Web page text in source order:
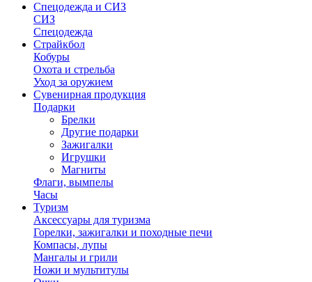
Спецодежда и СИЗ
СИЗ
Спецодежда
Страйкбол
Кобуры
Охота и стрельба
Уход за оружием
Сувенирная продукция
Подарки
Брелки
Другие подарки
Зажигалки
Игрушки
Магниты
Флаги, вымпелы
Часы
Туризм
Аксессуары для туризма
Горелки, зажигалки и походные печи
Компасы, лупы
Мангалы и грили
Ножи и мультитулы